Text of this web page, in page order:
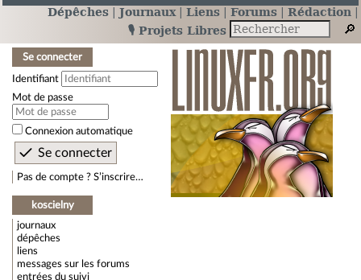
Dépêches Journaux Liens Forums
Rédaction
🎙️ Projets Libres
Se connecter
Identifiant
Mot de passe
Connexion automatique
Pas de compte ? S’inscrire…
koscielny
journaux
dépêches
liens
messages sur les forums
entrées du suivi